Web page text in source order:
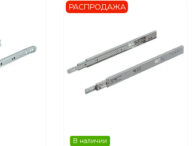
РАСПРОДАЖА
В наличии